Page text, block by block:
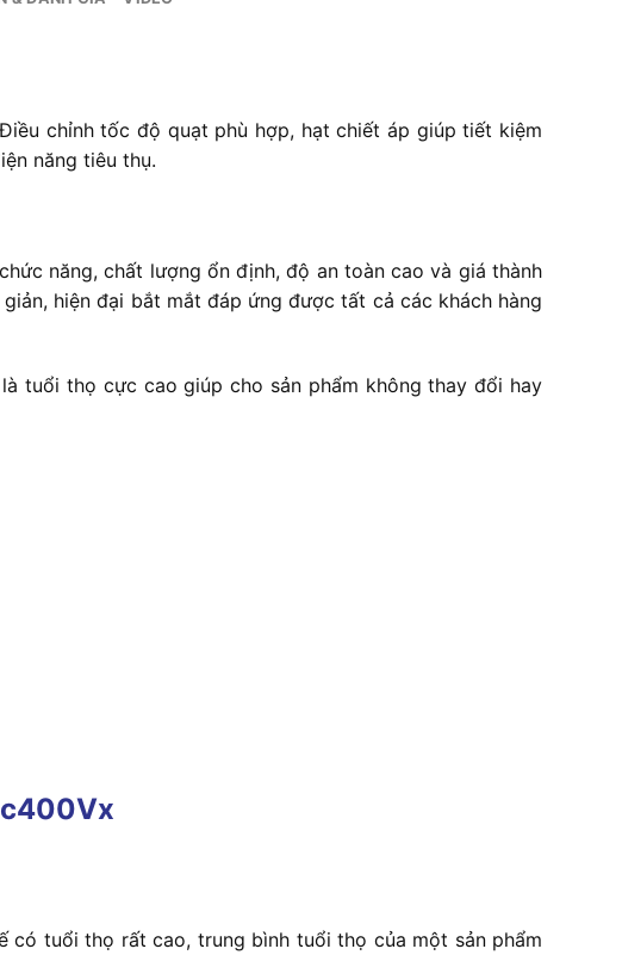
chỉnh tốc độ quạt phù hợp, hạt chiết áp giúp tiết kiệm
năng tiêu thụ.
năng, chất lượng ổn định, độ an toàn cao và giá thành
hiện đại bắt mắt đáp ứng được tất cả các khách hàng
tuổi thọ cực cao giúp cho sản phẩm không thay đổi hay
tuổi thọ rất cao, trung bình tuổi thọ của một sản phẩm